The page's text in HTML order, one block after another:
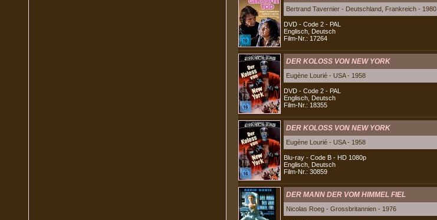
Bertrand Tavernier - Deutschland, Frankreich - 1980
DVD - Code 2 - PAL
Englisch, Deutsch
Film-Nr.: 17264
DER KOLOSS VON NEW YORK
Eugène Lourié - USA - 1958
DVD - Code 2 - PAL
Englisch, Deutsch
Film-Nr.: 18355
DER KOLOSS VON NEW YORK
Eugène Lourié - USA - 1958
Blu-ray - Code B - HD 1080p
Englisch, Deutsch
Film-Nr.: 30859
DER MANN DER VOM HIMMEL FIEL
Nicolas Roeg - Grossbritannien - 1976